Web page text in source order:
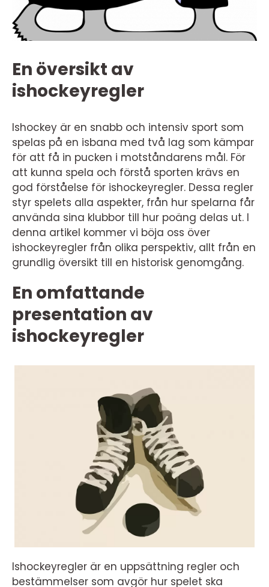
En översikt av
ishockeyregler
Ishockey är en snabb och intensiv sport som
spelas på en isbana med två lag som kämpar
för att få in pucken i motståndarens mål. För
att kunna spela och förstå sporten krävs en
god förståelse för ishockeyregler. Dessa regler
styr spelets alla aspekter, från hur spelarna får
använda sina klubbor till hur poäng delas ut. I
denna artikel kommer vi böja oss över
ishockeyregler från olika perspektiv, allt från en
grundlig översikt till en historisk genomgång.
En omfattande
presentation av
ishockeyregler
Ishockeyregler är en uppsättning regler och
bestämmelser som avgör hur spelet ska